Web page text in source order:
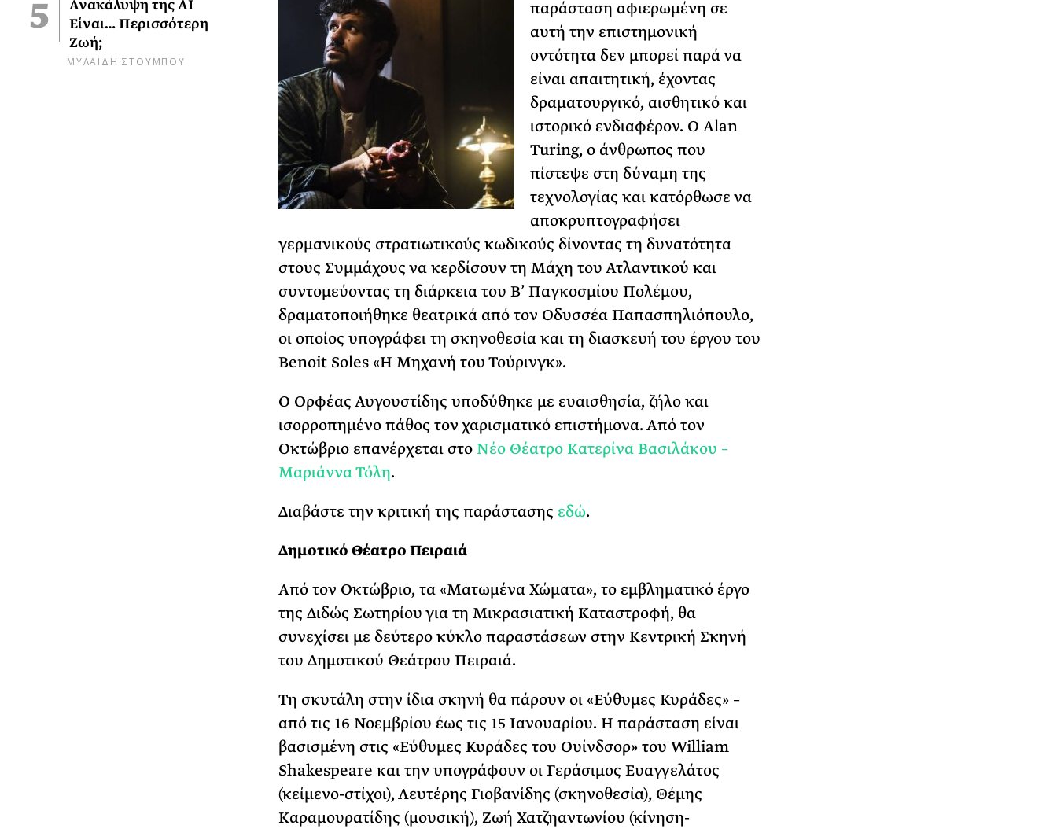
Ανακάλυψη της AI
Είναι… Περισσότερη
Ζωή;
ΜΥΛΑΙΔΗ ΣΤΟΥΜΠΟΥ
παράσταση αφιερωμένη σε
αυτή την επιστημονική
οντότητα δεν μπορεί παρά να
είναι απαιτητική, έχοντας
δραματουργικό, αισθητικό και
ιστορικό ενδιαφέρον. Ο Alan
Turing, ο άνθρωπος που
πίστεψε στη δύναμη της
τεχνολογίας και κατόρθωσε να
αποκρυπτογραφήσει
γερμανικούς στρατιωτικούς κωδικούς δίνοντας τη δυνατότητα
στους Συμμάχους να κερδίσουν τη Μάχη του Ατλαντικού και
συντομεύοντας τη διάρκεια του Β’ Παγκοσμίου Πολέμου,
δραματοποιήθηκε θεατρικά από τον Οδυσσέα Παπασπηλιόπουλο,
οι οποίος υπογράφει τη σκηνοθεσία και τη διασκευή του έργου του
Benoit Soles «Η Μηχανή του Τούρινγκ».
Ο Ορφέας Αυγουστίδης υποδύθηκε με ευαισθησία, ζήλο και
ισορροπημένο πάθος τον χαρισματικό επιστήμονα. Από τον
Οκτώβριο επανέρχεται στο Νέο Θέατρο Κατερίνα Βασιλάκου –
Μαριάννα Τόλη.
Διαβάστε την κριτική της παράστασης εδώ.
Δημοτικό Θέατρο Πειραιά
Από τον Οκτώβριο, τα «Ματωμένα Χώματα», το εμβληματικό έργο
της Διδώς Σωτηρίου για τη Μικρασιατική Καταστροφή, θα
συνεχίσει με δεύτερο κύκλο παραστάσεων στην Κεντρική Σκηνή
του Δημοτικού Θεάτρου Πειραιά.
Τη σκυτάλη στην ίδια σκηνή θα πάρουν οι «Εύθυμες Κυράδες» –
από τις 16 Νοεμβρίου έως τις 15 Ιανουαρίου. Η παράσταση είναι
βασισμένη στις «Εύθυμες Κυράδες του Ουίνδσορ» του William
Shakespeare και την υπογράφουν οι Γεράσιμος Ευαγγελάτος
(κείμενο-στίχοι), Λευτέρης Γιοβανίδης (σκηνοθεσία), Θέμης
Καραμουρατίδης (μουσική), Ζωή Χατζηαντωνίου (κίνηση-